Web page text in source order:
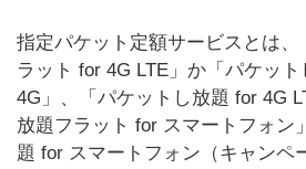
指定パケット定額サービスとは、
ラット for 4G LTE」か「パケッ
4G」、「パケットし放題 for 4G
放題フラット for スマートフォン
題 for スマートフォン（キャンペ